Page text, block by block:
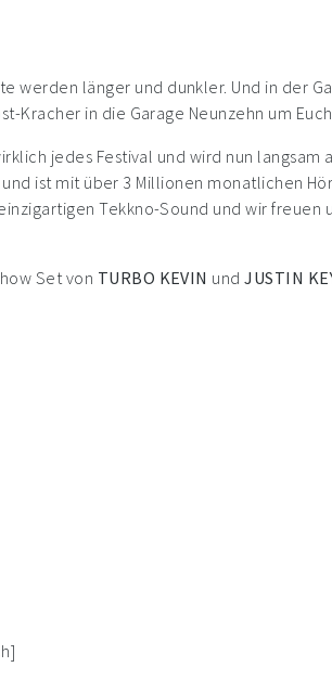
werden länger und dunkler. Und in der
Kracher in die Garage Neunzehn um
jedes Festival und wird nun langsam
ist mit über 3 Millionen monatlichen
Tekkno-Sound und wir freuen
Set von TURBO KEVIN undJUSTIN